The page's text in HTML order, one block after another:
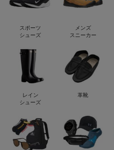
スポーツ
シューズ
メンズ
スニーカー
レイン
シューズ
革靴